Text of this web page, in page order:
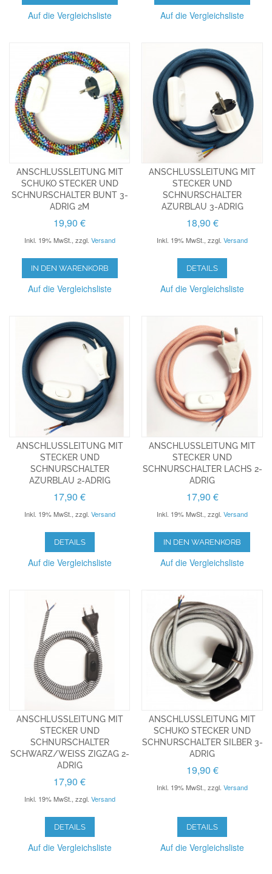
Auf die Vergleichsliste Auf die Vergleichsliste
ANSCHLUSSLEITUNG MIT
SCHUKO STECKER UND
SCHNURSCHALTER BUNT 3-
ADRIG 2M
19,90 €
Inkl. 19% MwSt., zzgl. Versand
IN DEN WARENKORB
Auf die Vergleichsliste
ANSCHLUSSLEITUNG MIT
STECKER UND
SCHNURSCHALTER
AZURBLAU 3-ADRIG
18,90 €
Inkl. 19% MwSt.,zzgl.Versand
DETAILS
Auf die Vergleichsliste
ANSCHLUSSLEITUNG MIT
STECKER UND
SCHNURSCHALTER
AZURBLAU 2-ADRIG
17,90 €
Inkl. 19% MwSt. zzgl. Versand
DETAILS
Auf die Vergleichsliste
ANSCHLUSSLEITUNG MIT
STECKER UND
SCHNURSCHALTER LACHS 2-
ADRIG
17,90 €
Inkl. 19% MwSt. ,zzgl.Versand
IN DEN WARENKORB
Auf die Vergleichsliste
ANSCHLUSSLEITUNG MIT
STECKER UND
SCHNURSCHALTER
SCHWARZ/WEISS ZIGZAG 2-
ADRIG
17,90 €
Inkl. 19% MwSt., zzgl. Versand
DETAILS
Auf die Vergleichsliste
ANSCHLUSSLEITUNG MIT
SCHUKO STECKER UND
SCHNURSCHALTER SILBER 3-
ADRIG
19,90 €
Inkl. 19% MwSt.,zzgl.Versand
DETAILS
Auf die Vergleichsliste